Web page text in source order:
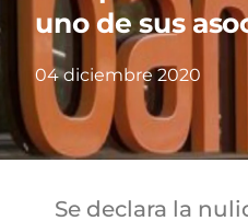
uno de sus
04 diciembre 2020
Se declara la